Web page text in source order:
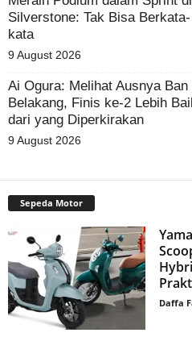
Silverstone: Tak Bisa Berkata-
kata
9 August 2026
Ai Ogura: Melihat Ausnya Ban
Belakang, Finis ke-2 Lebih
dari yang Diperkirakan
9 August 2026
Sepeda Motor
Daffa